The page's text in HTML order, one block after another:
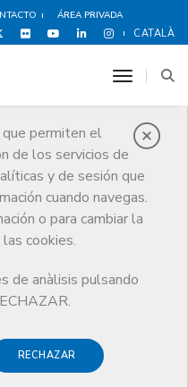
ÁREA PRIVADA
CATALÀ
permiten el
de los servicios de
y de sesión que
cuando navegas.
o para cambiar la
cookies.
de anàlisis pulsando
RECHAZAR
toggle
afectados por el terremoto en
de las instituciones
los colegios y médicos